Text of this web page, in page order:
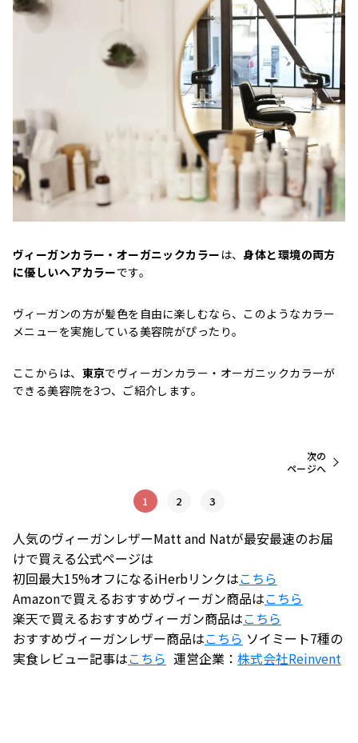
ヴィーガンカラー・オーガニックカラー は、身体と環境の両方
に優しいヘアカラーです。
ヴィーガンの方が髪色を自由に楽しむなら、このようなカラー
メニューを実施している美容院がぴったり。
ここからは、 東京でヴィーガンカラー・オーガニックカラーが
できる美容院を3つ、ご紹介します。
1 2 3
次の
ページへ
人気のヴィーガンレザーMatt and Natが最安最速のお届
けで買える公式ページは
初回最大15%オフになるiHerbリンクはこちら
Amazonで買えるおすすめヴィーガン商品はこちら
楽天で買えるおすすめヴィーガン商品はこちら
おすすめヴィーガンレザー商品はこちら ソイミート7種の
実食レビュー記事はこちら 運営企業： 株式会社Reinvent